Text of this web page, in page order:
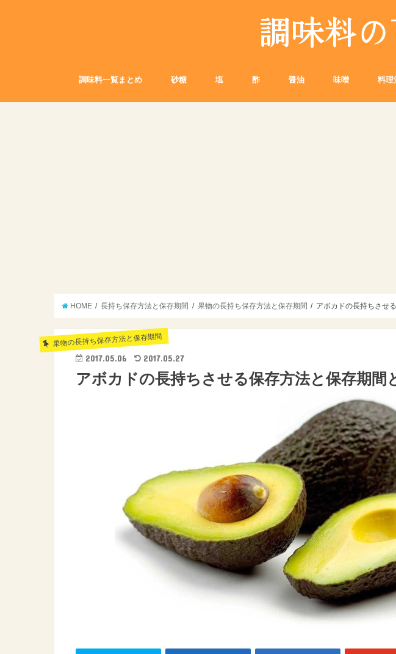
調味料一覧まとめ 砂糖 塩 酢 醤油 味噌 料理
HOME 長持ち保存方法と保存期間 果物の長持ち保存方法と保存期間 アボカドの長持ちさせ
果物の長持ち保存方法と保存期間
2017.05.06 2017.05.27
アボカドの長持ちさせる保存方法と保存期間